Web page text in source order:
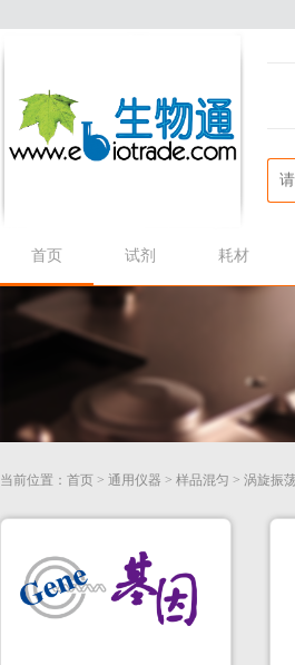
首页 试剂 耗材
当前位置： 首页 > 通用仪器 > 样品混匀 > 涡旋振